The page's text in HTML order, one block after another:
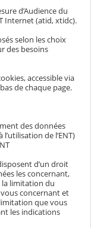
d’Audience du
Internet (atid, xtidc).
selon les choix
des besoins
accessible via
de chaque page.
des données
de l’ENT)
d’un droit
les concernant,
la limitation du
concernant et
que vous
les indications